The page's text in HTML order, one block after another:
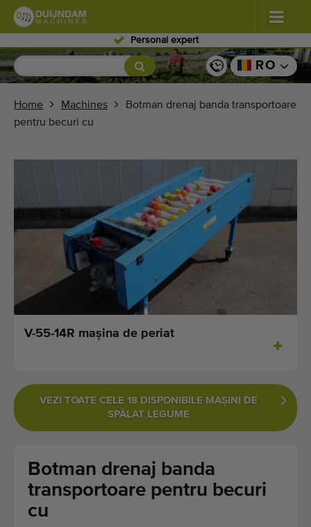
Personal expert
Flori şi plante
Producţie de seră zarzavaturi
Pomicultură (336)
(441)
Vindeți-vă mașina!
Căutați pe tip
Ultimele mașini văzute
Importați o mașină
Machines
Despre noi
FAQ
RO
Home Machines
Botman drenaj banda transportoare
pentru becuri cu
V-55-14R maşina de periat
VEZI TOATE CELE 18 DISPONIBILE MAŞINI DE
SPĂLAT LEGUME
Botman drenaj banda
transportoare pentru becuri
cu